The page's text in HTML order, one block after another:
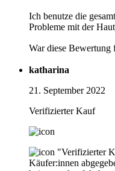
Ich benutze die
Probleme mit der
War diese
katharina
21. September 2022
Verifizierter Kauf
"Verifizierter
Käufer:innen